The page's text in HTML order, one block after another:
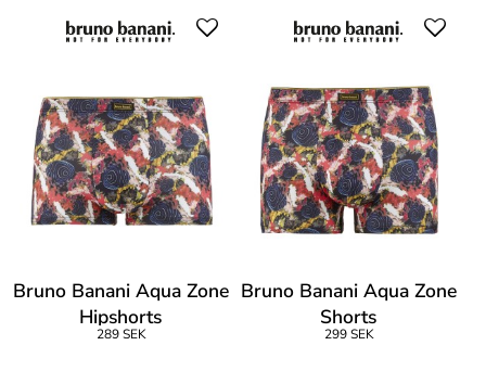
Bruno Banani Aqua Zone
Hipshorts
289 SEK
Bruno Banani Aqua Zone
Shorts
299 SEK